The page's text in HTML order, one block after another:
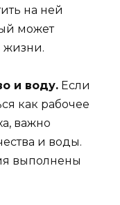
на ней
может
жизни.
и воду. Если
как рабочее
важно
и воды.
выполнены